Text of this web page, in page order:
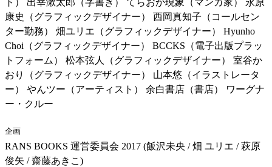
康史（グラフィックデザイナー） 西岡真知子（コールセン
ター勤務） 畑ユリエ（グラフィックデザイナー） Hyunho
Choi（グラフィックデザイナー） BCCKS（電子出版プラッ
トフォーム） 松本弦人（グラフィックデザイナー） 室谷か
おり（グラフィックデザイナー） 山本悠（イラストレータ
ー） やんツー（アーティスト） 余白書店（書店） ワーグナ
ー・クルー
企画
RANS BOOKS 運営委員会 2017 (飯沢未央 / 畑 ユリエ / 萩原
俊矢 / 齋藤あきこ)